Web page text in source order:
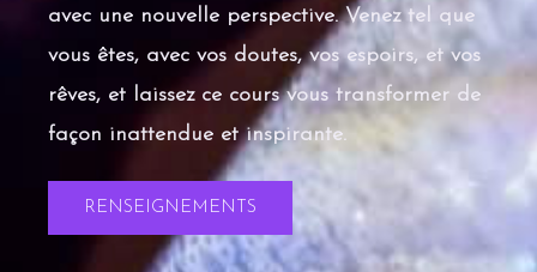
avec une nouvelle perspective. Venez tel que
vous êtes, avec vos doutes, vos espoirs, et vos
rêves, et laissez ce cours vous transformer de
façon inattendue et inspirante.
RENSEIGNEMENTS